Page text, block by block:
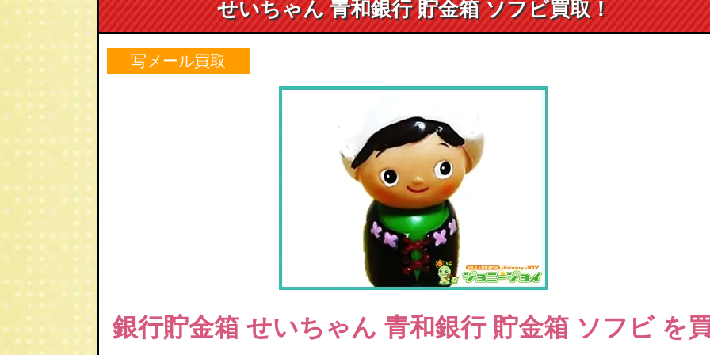
せいちゃん 青和銀行 貯金箱 ソフビ買取！
写メール買取
銀行貯金箱 せいちゃん 青和銀行 貯金箱 ソフビを